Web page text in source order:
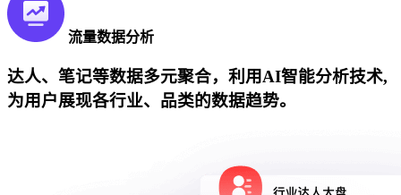
流量数据分析
达人、笔记等数据多元聚合，利用AI智能分析技术,
为用户展现各行业、品类的数据趋势。